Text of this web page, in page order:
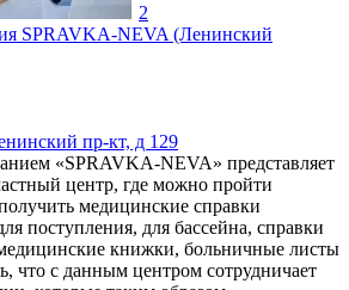
2
SPRAVKA-NEVA (Ленинский
пр-кт, д 129
«SPRAVKA-NEVA» представляет
центр, где можно пройти
медицинские справки
поступления, для бассейна, справки
книжки, больничные листы
что с данным центром сотрудничает